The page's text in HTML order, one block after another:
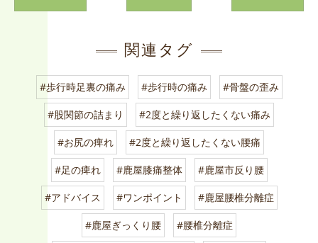
関連タグ
#歩行時足裏の痛み #歩行時の痛み #骨盤の歪み
#股関節の詰まり #2度と繰り返したくない痛み
#お尻の痺れ #2度と繰り返したくない腰痛
#足の痺れ #鹿屋膝痛整体 #鹿屋市反り腰
#アドバイス #ワンポイント #鹿屋腰椎分離症
#鹿屋ぎっくり腰 #腰椎分離症